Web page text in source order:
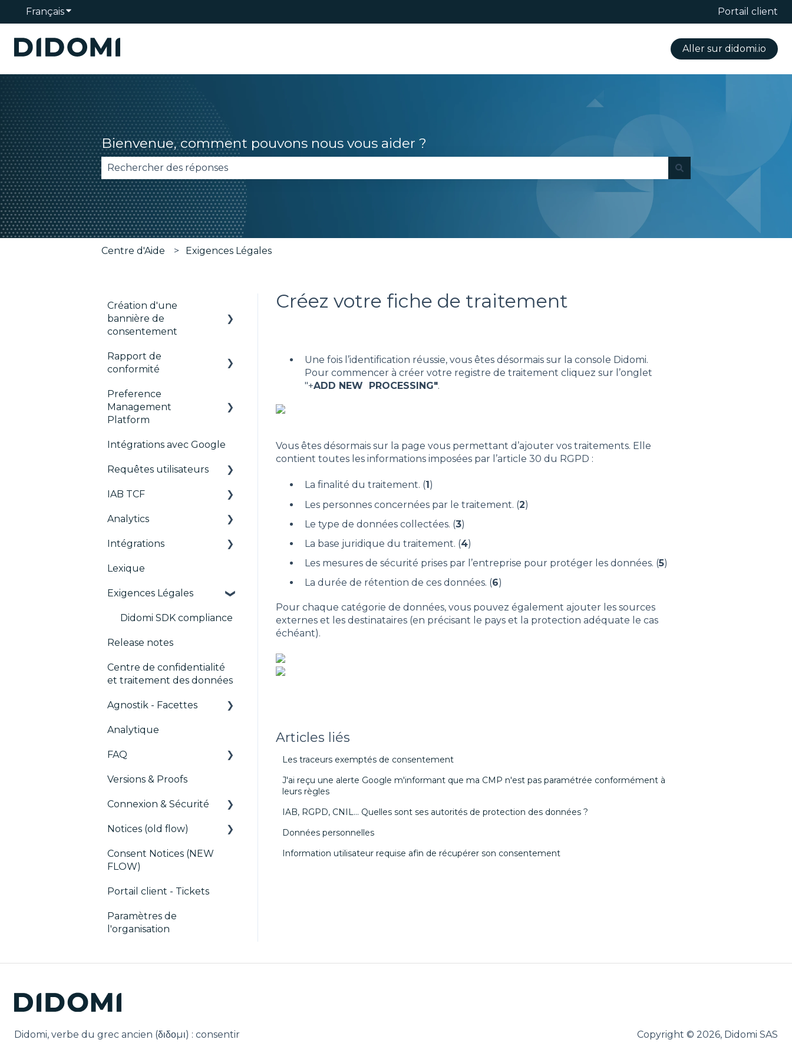
FrançaisAfficher le sous-menu pour les traductions Portail client
Aller sur didomi.io
Bienvenue, comment pouvons nous vous aider ?
Il n'y a aucune suggestion car le champ de recherche est vide.
Centre d'Aide Exigences Légales
Créez votre fiche de traitement
Une fois l’identification réussie, vous êtes désormais sur la console Didomi.
Pour commencer à créer votre registre de traitement cliquez sur l’onglet
"+ADD NEW PROCESSING".
Vous êtes désormais sur la page vous permettant d’ajouter vos traitements. Elle
contient toutes les informations imposées par l’article 30 du RGPD :
La finalité du traitement. (1 )
Les personnes concernées par le traitement. (2)
Le type de données collectées. (3)
La base juridique du traitement. (4)
Les mesures de sécurité prises par l’entreprise pour protéger les données. (5)
La durée de rétention de ces données. (6)
Pour chaque catégorie de données, vous pouvez également ajouter les sources
externes et les destinataires (en précisant le pays et la protection adéquate le cas
échéant).
Articles liés
Les traceurs exemptés de consentement
J'ai reçu une alerte Google m'informant que ma CMP n'est pas paramétrée conformément à
leurs règles
IAB, RGPD, CNIL... Quelles sont ses autorités de protection des données ?
Données personnelles
Information utilisateur requise afin de récupérer son consentement
Création d'une
bannière de
consentement
Les fondamentaux
Gérer les Vendors et
Purposes
Personnalisation
Multi-réglementations
Frameworks
Intégrations
Migration de la console
IAB GPP Framework
Rapport de
conformité
CMP Vendor Sync
Advanced Compliance
Preference
Management
Platform
Configuration Tree
Widget
Déployer
Intégrations avec Google
Requêtes utilisateurs
Requêtes utilisateurs
Widgets
IAB TCF
Google & le TCF
TCFv2 Présentation
Guides de Migration
TCF v2.2
Analytics
CMP
ACM (Advance
Monitoring)
Intégrations
AB testing
Paywalls
CMS
Analytics
Intégrations
génériques
Marketing automatisé
Lexique
Exigences Légales
Didomi SDK compliance
Release notes
Centre de confidentialité
et traitement des données
Agnostik - Facettes
Trackers
Analytique
FAQ
CMP / Configuration
pour les éditeurs
CMP / Implémenter
une bannière de
CMP / CPRA
Customisation
Versions & Proofs
Connexion & Sécurité
SSO
Utilisateurs, Équipes et
Permissions
Notices (old flow)
Déploiement et tests
Consent Notices (NEW
FLOW)
Portail client - Tickets
Paramètres de
l'organisation
Didomi, verbe du grec ancien (δ‌‌ιδο‌μι) : consentir Copyright © 2026, Didomi SAS